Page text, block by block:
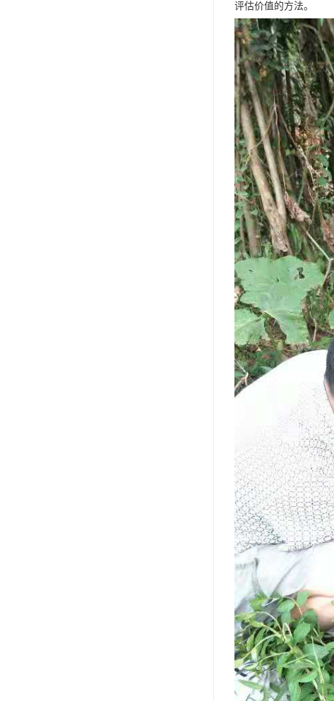
评估价值的方法。